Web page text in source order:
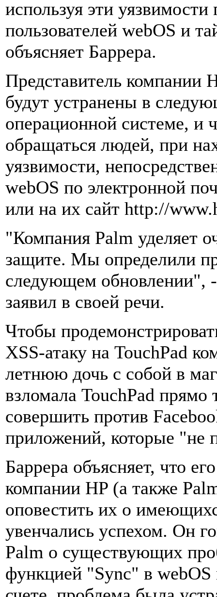
используя эти уязвимости
пользователей webOS и
объясняет Баррера.
Представитель компании
будут устранены в
операционной системе, и
обращаться людей, при
уязвимости,
webOS по электронной
или на их сайт http://
"Компания Palm уделяет
защите. Мы определили
следующем обновлении",
заявил в своей речи.
Чтобы
XSS-атаку на TouchPad
летнюю дочь с собой в
взломала TouchPad
совершить против
приложений, которые "не
Баррера объясняет, что
компании HP (а также
оповестить их о
увенчались успехом. Он
Palm о существующих
функцией "Sync" в